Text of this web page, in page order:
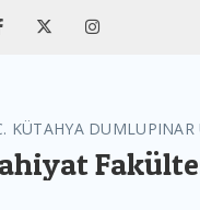
KÜTAHYA DUMLUPINAR